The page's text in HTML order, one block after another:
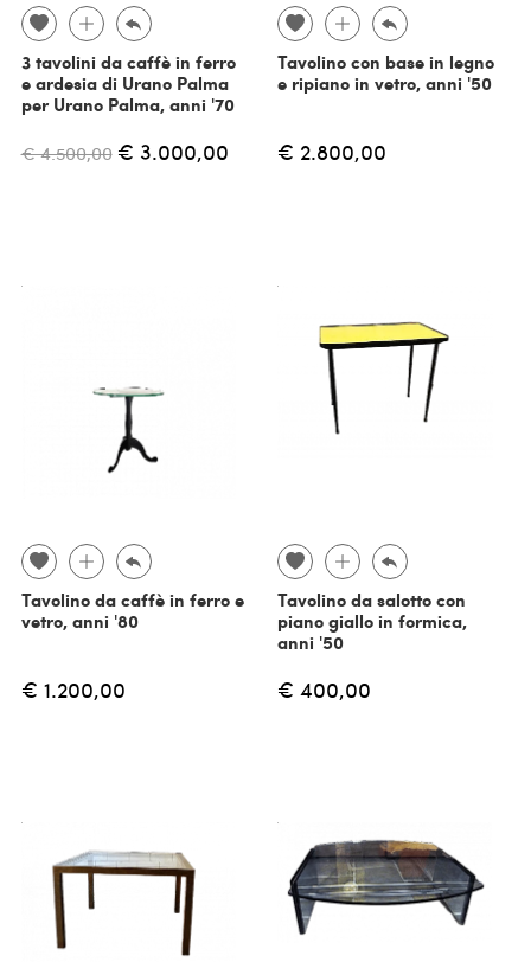
3 tavolini da caffè in ferro
e ardesia di Urano Palma
per Urano Palma, anni '70
€ 4.500,00 € 3.000,00
Tavolino con base in legno
e ripiano in vetro, anni '50
€ 2.800,00
Tavolino da caffè in ferro e
vetro, anni '80
€ 1.200,00
Tavolino da salotto con
piano giallo in formica,
anni '50
€ 400,00